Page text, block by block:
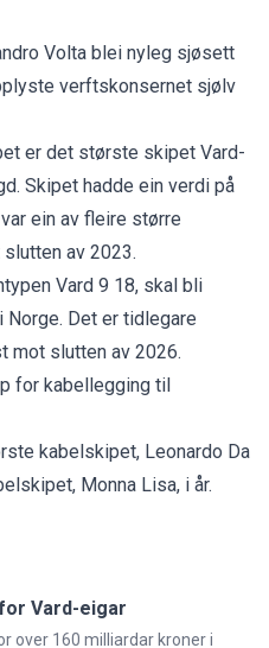
Volta blei nyleg sjøsett
verftskonsernet sjølv
er det største skipet Vard-
Skipet hadde ein verdi på
ein av fleire større
av 2023.
Vard 9 18, skal bli
Det er tidlegare
mot slutten av 2026.
for kabellegging til
kabelskipet, Leonardo Da
Monna Lisa, i år.
Vard-eigar
over 160 milliardar kroner i